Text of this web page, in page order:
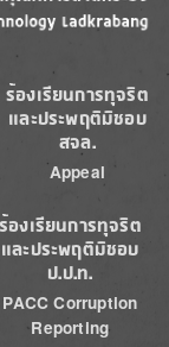
ร้องเรียนการทุจริต
และประพฤติมิชอบ
สจล.
Appeal
ร้องเรียนการทุจริต
และประพฤติมิชอบ
ป.ป.ท.
PACC Corruption
Reporting